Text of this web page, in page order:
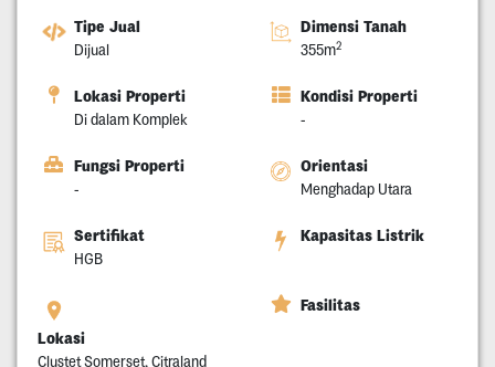
Tipe Jual
Dijual
Dimensi Tanah
355m2
Lokasi Properti
Di dalam Komplek
Kondisi Properti
-
Fungsi Properti
-
Orientasi
Menghadap Utara
Sertifikat
HGB
Kapasitas Listrik
Lokasi
Clustet Somerset, Citraland
Fasilitas